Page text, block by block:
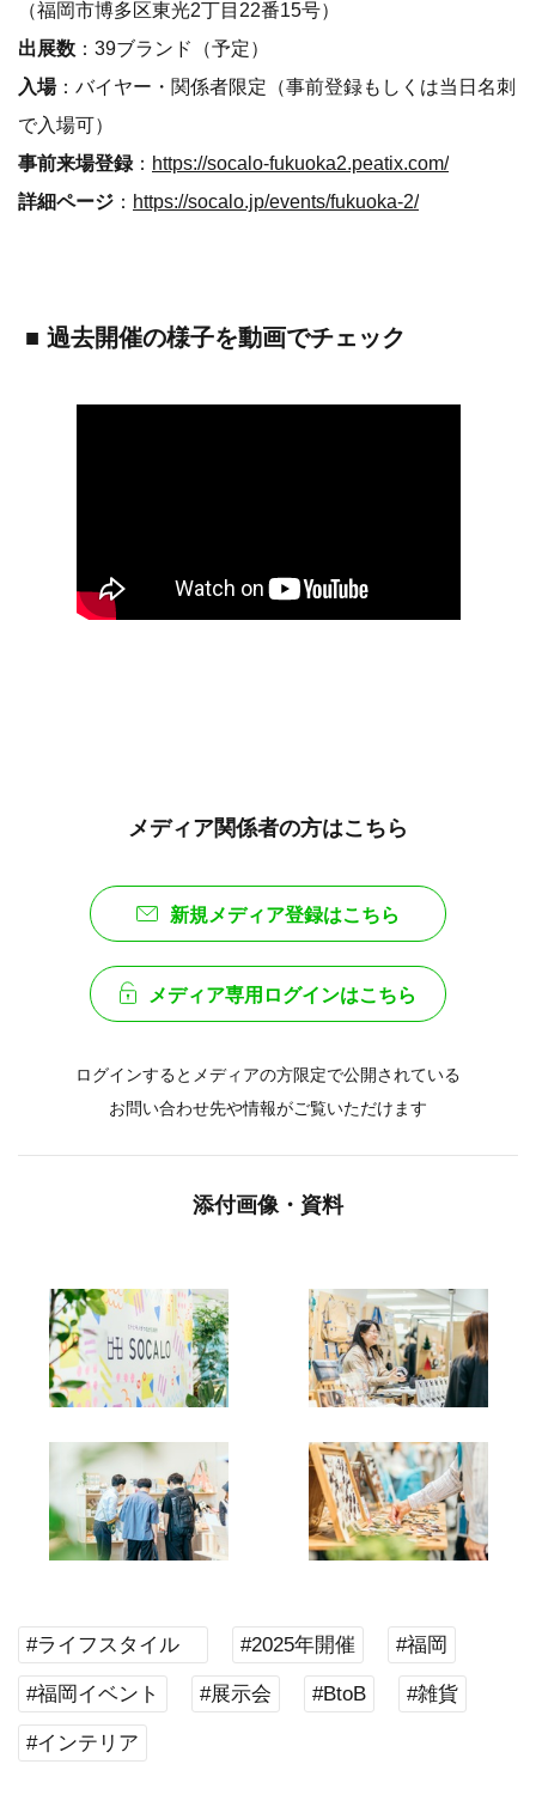
（福岡市博多区東光2丁目22番15号）
出展数 ：39ブランド（予定）
入場：バイヤー・関係者限定（事前登録もしくは当日名刺
で入場可）
事前来場登録： https://socalo-fukuoka2.peatix.com/
詳細ページ ： https://socalo.jp/events/fukuoka-2/
■ 過去開催の様子を動画でチェック
メディア関係者の方はこちら
新規メディア登録はこちら
メディア専用ログインはこちら
ログインするとメディアの方限定で公開されている
お問い合わせ先や情報がご覧いただけます
添付画像・資料
#ライフスタイル #2025年開催 #福岡
#福岡イベント #展示会 #BtoB #雑貨
#インテリア